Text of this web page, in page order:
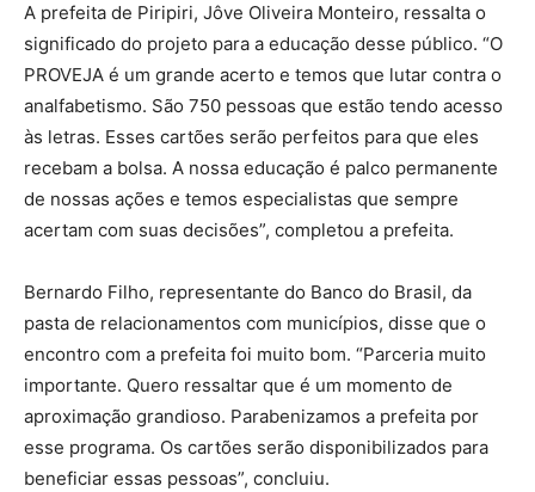
A prefeita de Piripiri, Jôve Oliveira Monteiro, ressalta o
significado do projeto para a educação desse público. “O
PROVEJA é um grande acerto e temos que lutar contra o
analfabetismo. São 750 pessoas que estão tendo acesso
às letras. Esses cartões serão perfeitos para que eles
recebam a bolsa. A nossa educação é palco permanente
de nossas ações e temos especialistas que sempre
acertam com suas decisões”, completou a prefeita.
Bernardo Filho, representante do Banco do Brasil, da
pasta de relacionamentos com municípios, disse que o
encontro com a prefeita foi muito bom. “Parceria muito
importante. Quero ressaltar que é um momento de
aproximação grandioso. Parabenizamos a prefeita por
esse programa. Os cartões serão disponibilizados para
beneficiar essas pessoas”, concluiu.